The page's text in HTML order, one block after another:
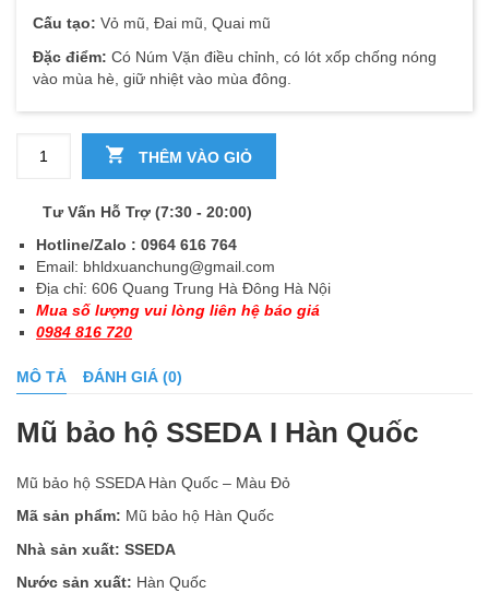
Cấu tạo: Vỏ mũ, Đai mũ, Quai mũ
Đặc điểm: Có Núm Vặn điều chỉnh, có lót xốp chống nóng
vào mùa hè, giữ nhiệt vào mùa đông.
THÊM VÀO GIỎ
Tư Vấn Hỗ Trợ (7:30 - 20:00)
Hotline/Zalo : 0964 616 764
Email: bhldxuanchung@gmail.com
Địa chỉ: 606 Quang Trung Hà Đông Hà Nội
Mua số lượng vui lòng liên hệ báo giá
0984 816 720
MÔ TẢ ĐÁNH GIÁ (0)
Mũ bảo hộ SSEDA I Hàn Quốc
Mũ bảo hộ SSEDA Hàn Quốc – Màu Đỏ
Mã sản phẩm: Mũ bảo hộ Hàn Quốc
Nhà sản xuất: SSEDA
Nước sản xuất: Hàn Quốc